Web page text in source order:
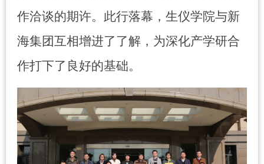
作洽谈的期许。此行落幕，生仪学院与新
海集团互相增进了了解，为深化产学研合
作打下了良好的基础。